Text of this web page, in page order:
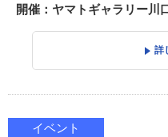
開催：ヤマトギャラリー川
詳
イベント